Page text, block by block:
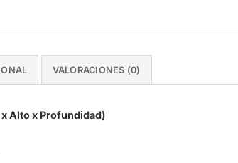
VALORACIONES (0)
x Alto x Profundidad)